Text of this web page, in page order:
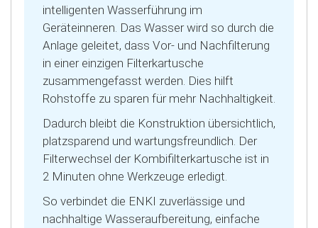
intelligenten Wasserführung im
Geräteinneren. Das Wasser wird so durch die
Anlage geleitet, dass Vor- und Nachfilterung
in einer einzigen Filterkartusche
zusammengefasst werden. Dies hilft
Rohstoffe zu sparen für mehr Nachhaltigkeit.
Dadurch bleibt die Konstruktion übersichtlich,
platzsparend und wartungsfreundlich. Der
Filterwechsel der Kombifilterkartusche ist in
2 Minuten ohne Werkzeuge erledigt.
So verbindet die ENKI zuverlässige und
nachhaltige Wasseraufbereitung, einfache